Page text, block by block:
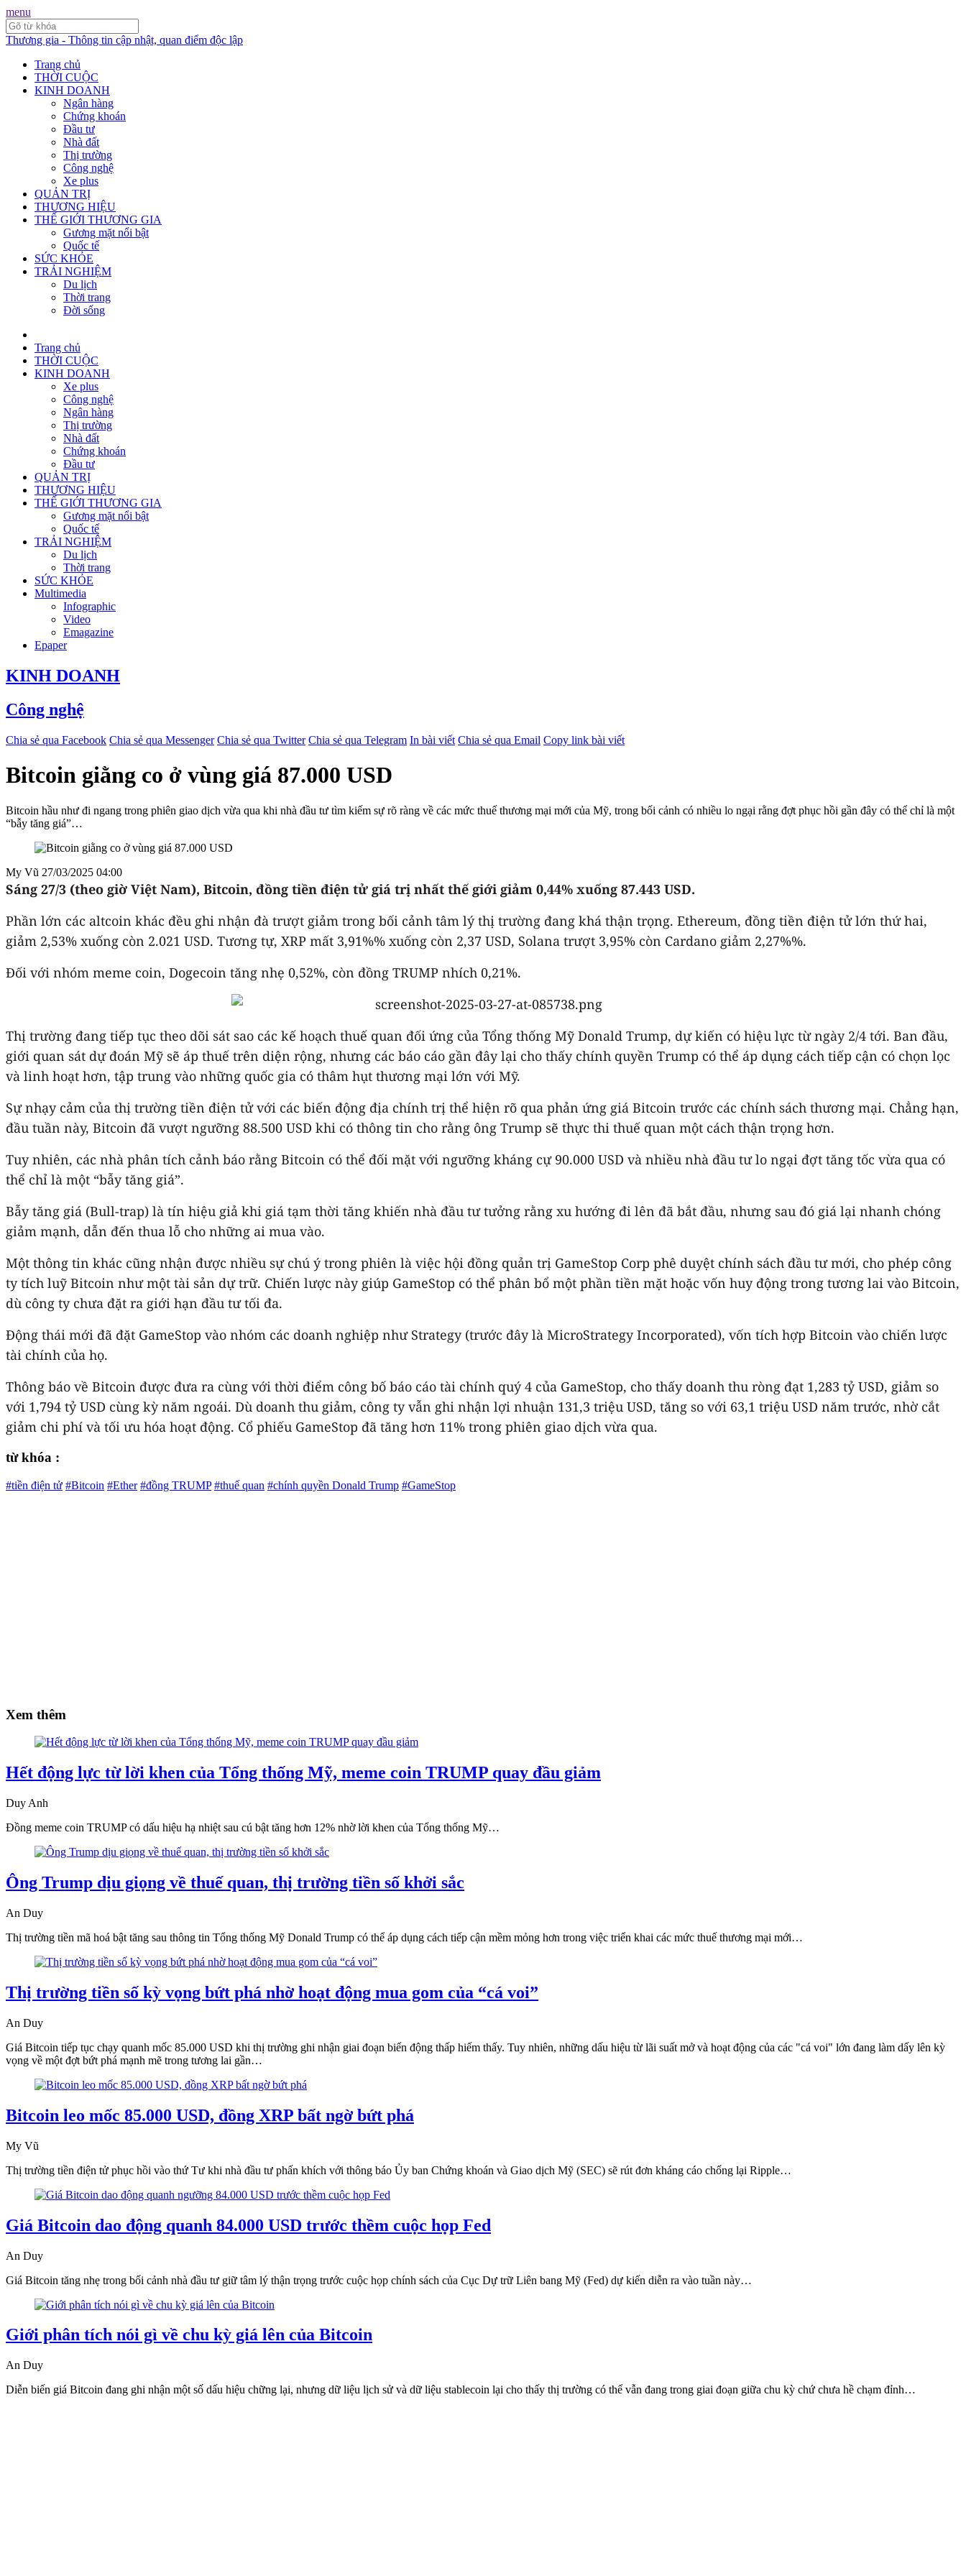
menu
Thương gia - Thông tin cập nhật, quan điểm độc lập
Trang chủ
THỜI CUỘC
KINH DOANH
Ngân hàng
Chứng khoán
Đầu tư
Nhà đất
Thị trường
Công nghệ
Xe plus
QUẢN TRỊ
THƯƠNG HIỆU
THẾ GIỚI THƯƠNG GIA
Gương mặt nổi bật
Quốc tế
SỨC KHỎE
TRẢI NGHIỆM
Du lịch
Thời trang
Đời sống
Trang chủ
THỜI CUỘC
KINH DOANH
Xe plus
Công nghệ
Ngân hàng
Thị trường
Nhà đất
Chứng khoán
Đầu tư
QUẢN TRỊ
THƯƠNG HIỆU
THẾ GIỚI THƯƠNG GIA
Gương mặt nổi bật
Quốc tế
TRẢI NGHIỆM
Du lịch
Thời trang
SỨC KHỎE
Multimedia
Infographic
Video
Emagazine
Epaper
KINH DOANH
Công nghệ
Chia sẻ qua Facebook Chia sẻ qua Messenger Chia sẻ qua Twitter Chia sẻ qua Telegram In bài viết Chia sẻ qua Email Copy link bài viết
Bitcoin giằng co ở vùng giá 87.000 USD
Bitcoin hầu như đi ngang trong phiên giao dịch vừa qua khi nhà đầu tư tìm kiếm sự rõ ràng về các mức thuế thương mại mới của Mỹ, trong bối cảnh có nhiều lo ngại rằng đợt phục hồi gần đây có thể chỉ là một
“bẫy tăng giá”…
My Vũ 27/03/2025 04:00
Sáng 27/3 (theo giờ Việt Nam), Bitcoin, đồng tiền điện tử giá trị nhất thế giới giảm 0,44% xuống 87.443 USD.
Phần lớn các altcoin khác đều ghi nhận đà trượt giảm trong bối cảnh tâm lý thị trường đang khá thận trọng. Ethereum, đồng tiền điện tử lớn thứ hai,
giảm 2,53% xuống còn 2.021 USD. Tương tự, XRP mất 3,91%% xuống còn 2,37 USD, Solana trượt 3,95% còn Cardano giảm 2,27%%.
Đối với nhóm meme coin, Dogecoin tăng nhẹ 0,52%, còn đồng TRUMP nhích 0,21%.
Thị trường đang tiếp tục theo dõi sát sao các kế hoạch thuế quan đối ứng của Tổng thống Mỹ Donald Trump, dự kiến có hiệu lực từ ngày 2/4 tới. Ban đầu,
giới quan sát dự đoán Mỹ sẽ áp thuế trên diện rộng, nhưng các báo cáo gần đây lại cho thấy chính quyền Trump có thể áp dụng cách tiếp cận có chọn lọc
và linh hoạt hơn, tập trung vào những quốc gia có thâm hụt thương mại lớn với Mỹ.
Sự nhạy cảm của thị trường tiền điện tử với các biến động địa chính trị thể hiện rõ qua phản ứng giá Bitcoin trước các chính sách thương mại. Chẳng hạn,
đầu tuần này, Bitcoin đã vượt ngưỡng 88.500 USD khi có thông tin cho rằng ông Trump sẽ thực thi thuế quan một cách thận trọng hơn.
Tuy nhiên, các nhà phân tích cảnh báo rằng Bitcoin có thể đối mặt với ngưỡng kháng cự 90.000 USD và nhiều nhà đầu tư lo ngại đợt tăng tốc vừa qua có
thể chỉ là một “bẫy tăng giá”.
Bẫy tăng giá (Bull-trap) là tín hiệu giả khi giá tạm thời tăng khiến nhà đầu tư tưởng rằng xu hướng đi lên đã bắt đầu, nhưng sau đó giá lại nhanh chóng
giảm mạnh, dẫn đến thua lỗ cho những ai mua vào.
Một thông tin khác cũng nhận được nhiều sự chú ý trong phiên là việc hội đồng quản trị GameStop Corp phê duyệt chính sách đầu tư mới, cho phép công
ty tích luỹ Bitcoin như một tài sản dự trữ. Chiến lược này giúp GameStop có thể phân bổ một phần tiền mặt hoặc vốn huy động trong tương lai vào Bitcoin,
dù công ty chưa đặt ra giới hạn đầu tư tối đa.
Động thái mới đã đặt GameStop vào nhóm các doanh nghiệp như Strategy (trước đây là MicroStrategy Incorporated), vốn tích hợp Bitcoin vào chiến lược
tài chính của họ.
Thông báo về Bitcoin được đưa ra cùng với thời điểm công bố báo cáo tài chính quý 4 của GameStop, cho thấy doanh thu ròng đạt 1,283 tỷ USD, giảm so
với 1,794 tỷ USD cùng kỳ năm ngoái. Dù doanh thu giảm, công ty vẫn ghi nhận lợi nhuận 131,3 triệu USD, tăng so với 63,1 triệu USD năm trước, nhờ cắt
giảm chi phí và tối ưu hóa hoạt động. Cổ phiếu GameStop đã tăng hơn 11% trong phiên giao dịch vừa qua.
từ khóa :
#tiền điện tử #Bitcoin #Ether #đồng TRUMP #thuế quan #chính quyền Donald Trump #GameStop
Xem thêm
Hết động lực từ lời khen của Tổng thống Mỹ, meme coin TRUMP quay đầu giảm
Duy Anh
Đồng meme coin TRUMP có dấu hiệu hạ nhiệt sau cú bật tăng hơn 12% nhờ lời khen của Tổng thống Mỹ…
Ông Trump dịu giọng về thuế quan, thị trường tiền số khởi sắc
An Duy
Thị trường tiền mã hoá bật tăng sau thông tin Tổng thống Mỹ Donald Trump có thể áp dụng cách tiếp cận mềm mỏng hơn trong việc triển khai các mức thuế thương mại mới…
Thị trường tiền số kỳ vọng bứt phá nhờ hoạt động mua gom của “cá voi”
An Duy
Giá Bitcoin tiếp tục chạy quanh mốc 85.000 USD khi thị trường ghi nhận giai đoạn biến động thấp hiếm thấy. Tuy nhiên, những dấu hiệu từ lãi suất mở và hoạt động của các "cá voi" lớn đang làm dấy lên kỳ
vọng về một đợt bứt phá mạnh mẽ trong tương lai gần…
Bitcoin leo mốc 85.000 USD, đồng XRP bất ngờ bứt phá
My Vũ
Thị trường tiền điện tử phục hồi vào thứ Tư khi nhà đầu tư phấn khích với thông báo Ủy ban Chứng khoán và Giao dịch Mỹ (SEC) sẽ rút đơn kháng cáo chống lại Ripple…
Giá Bitcoin dao động quanh 84.000 USD trước thềm cuộc họp Fed
An Duy
Giá Bitcoin tăng nhẹ trong bối cảnh nhà đầu tư giữ tâm lý thận trọng trước cuộc họp chính sách của Cục Dự trữ Liên bang Mỹ (Fed) dự kiến diễn ra vào tuần này…
Giới phân tích nói gì về chu kỳ giá lên của Bitcoin
An Duy
Diễn biến giá Bitcoin đang ghi nhận một số dấu hiệu chững lại, nhưng dữ liệu lịch sử và dữ liệu stablecoin lại cho thấy thị trường có thể vẫn đang trong giai đoạn giữa chu kỳ chứ chưa hề chạm đỉnh…